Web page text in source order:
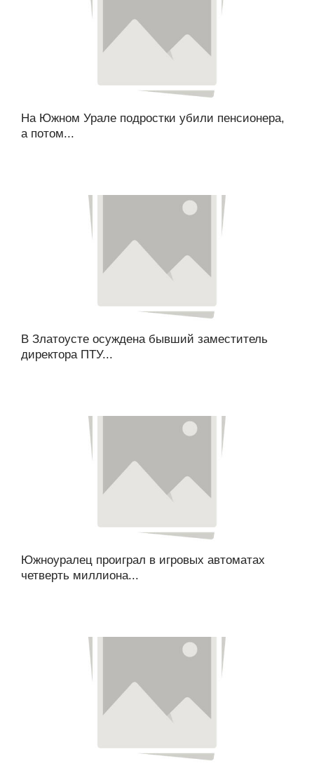
На Южном Урале подростки убили пенсионера,
а потом...
В Златоусте осуждена бывший заместитель
директора ПТУ...
Южноуралец проиграл в игровых автоматах
четверть миллиона...